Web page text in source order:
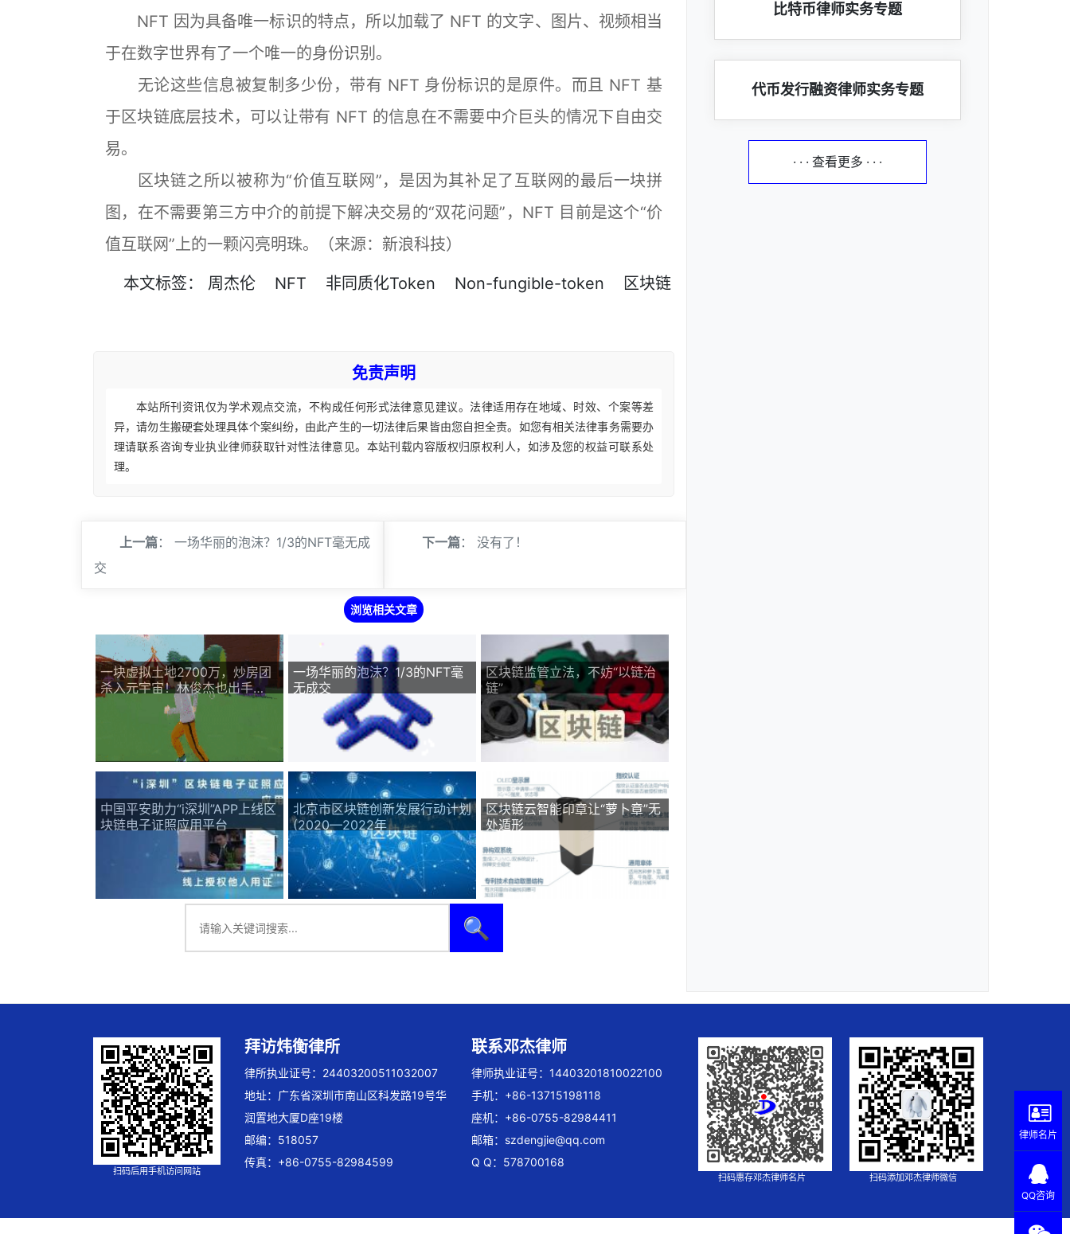
NFT 因为具备唯一标识的特点，所以加载了 NFT 的文字、图片、视频相当
于在数字世界有了一个唯一的身份识别。
无论这些信息被复制多少份，带有 NFT 身份标识的是原件。而且 NFT 基
于区块链底层技术，可以让带有 NFT 的信息在不需要中介巨头的情况下自由交
易。
区块链之所以被称为“价值互联网”，是因为其补足了互联网的最后一块拼
图，在不需要第三方中介的前提下解决交易的“双花问题”，NFT 目前是这个“价
值互联网”上的一颗闪亮明珠。（来源：新浪科技）
本文标签： 周杰伦 NFT 非同质化Token Non-fungible-token 区块链
免责声明
本站所刊资讯仅为学术观点交流，不构成任何形式法律意见建议。法律适用存在地域、时效、个案等差
异，请勿生搬硬套处理具体个案纠纷，由此产生的一切法律后果皆由您自担全责。如您有相关法律事务需要办
理请联系咨询专业执业律师获取针对性法律意见。本站刊载内容版权归原权利人，如涉及您的权益可联系处
理。
上一篇： 一场华丽的泡沫？1/3的NFT毫无成
交
下一篇： 没有了！
浏览相关文章
一块虚拟土地2700万，炒房团
杀入元宇宙！林俊杰也出手
一场华丽的泡沫？1/3的NFT毫
无成交
区块链监管立法，不妨“以链治
链”
中国平安助力“i深圳”APP上线区
块链电子证照应用平台
北京市区块链创新发展行动计划
(2020—2022年
区块链云智能印章让“萝卜章”无
处遁形
🔍
比特币律师实务专题
代币发行融资律师实务专题
· · · 查看更多 · · ·
扫码后用手机访问网站
拜访炜衡律所
律所执业证号：24403200511032007
地址：广东省深圳市南山区科发路19号华
润置地大厦D座19楼
邮编：518057
传真：+86-0755-82984599
联系邓杰律师
律师执业证号：14403201810022100
手机：+86-13715198118
座机：+86-0755-82984411
邮箱： szdengjie@qq.com
Q Q：578700168
扫码惠存邓杰律师名片 扫码添加邓杰律师微信
律师名片
QQ咨询